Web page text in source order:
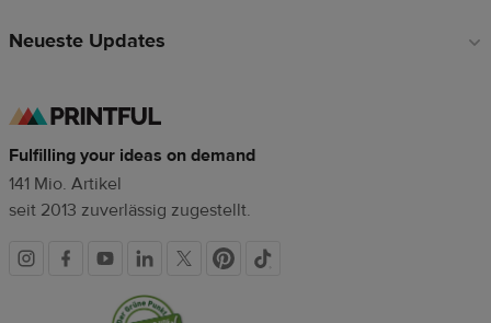
Neueste Updates
Fulfilling your ideas on demand
141 Mio. Artikel
seit 2013 zuverlässig zugestellt.
Soziale
Vertrauenssiegel